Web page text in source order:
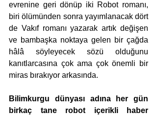
evrenine geri dönüp iki Robot romanı,
biri ölümünden sonra yayımlanacak dört
de Vakıf romanı yazarak artık değişen
ve bambaşka noktaya gelen bir çağda
hâlâ söyleyecek sözü olduğunu
kanıtlarcasına çok ama çok önemli bir
miras bırakıyor arkasında.
Bilimkurgu dünyası adına her gün
birkaç tane robot içerikli haber